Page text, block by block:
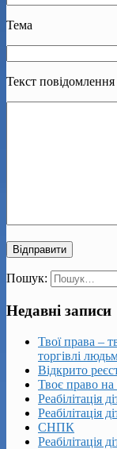
Тема
Текст повідомлення
Пошук:
Недавні записи
Твої права –
торгівлі
Відкрито
Твоє право
Реабілітація
Реабілітація
СНПК
Реабілітація